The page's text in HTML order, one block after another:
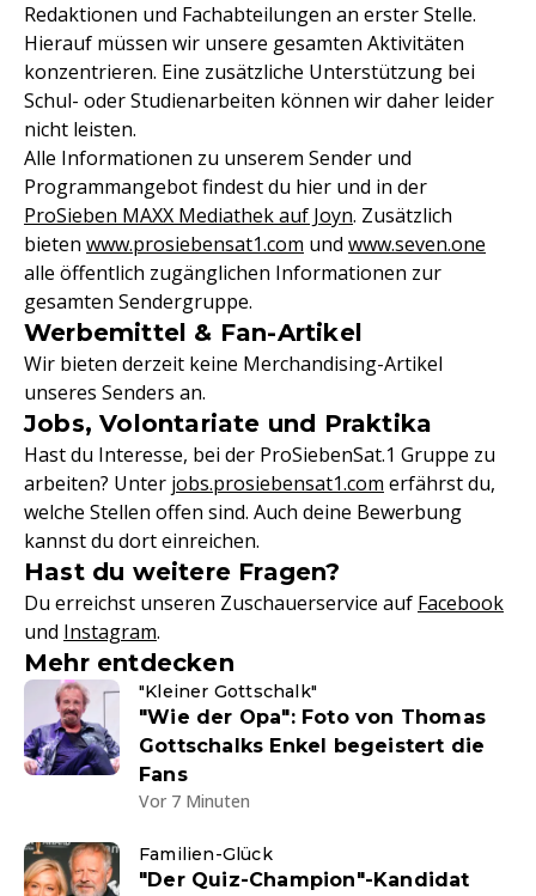
Redaktionen und Fachabteilungen an erster Stelle.
Hierauf müssen wir unsere gesamten Aktivitäten
konzentrieren. Eine zusätzliche Unterstützung bei
Schul- oder Studienarbeiten können wir daher leider
nicht leisten.
Alle Informationen zu unserem Sender und
Programmangebot findest du hier und in der
ProSieben MAXX Mediathek auf Joyn. Zusätzlich
bieten www.prosiebensat1.com und www.seven.one
alle öffentlich zugänglichen Informationen zur
gesamten Sendergruppe.
Werbemittel & Fan-Artikel
Wir bieten derzeit keine Merchandising-Artikel
unseres Senders an.
Jobs, Volontariate und Praktika
Hast du Interesse, bei der ProSiebenSat.1 Gruppe zu
arbeiten? Unter jobs.prosiebensat1.com erfährst du,
welche Stellen offen sind. Auch deine Bewerbung
kannst du dort einreichen.
Hast du weitere Fragen?
Du erreichst unseren Zuschauerservice auf Facebook
und Instagram.
Mehr entdecken
"Kleiner Gottschalk"
"Wie der Opa": Foto von Thomas
Gottschalks Enkel begeistert die
Fans
Vor 7 Minuten
Familien-Glück
"Der Quiz-Champion"-Kandidat